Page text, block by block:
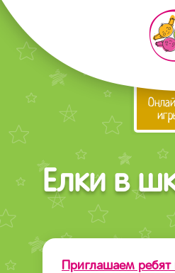
Елки в
Приглашаем ребят